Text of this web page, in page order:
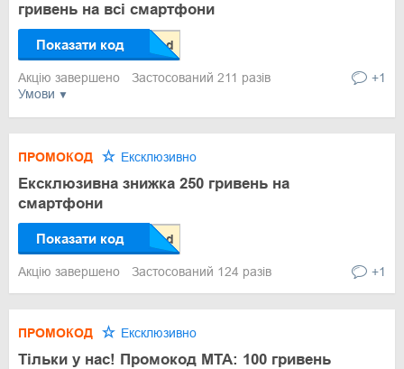
Умови
гривень на всі смартфони
Показати код
Акцію завершено Застосований 211 разів +1
ПРОМОКОД Ексклюзивно
Ексклюзивна знижка 250 гривень на
смартфони
Показати код
Акцію завершено Застосований 124 разів +1
ПРОМОКОД Ексклюзивно
Тільки у нас! Промокод МТА: 100 гривень